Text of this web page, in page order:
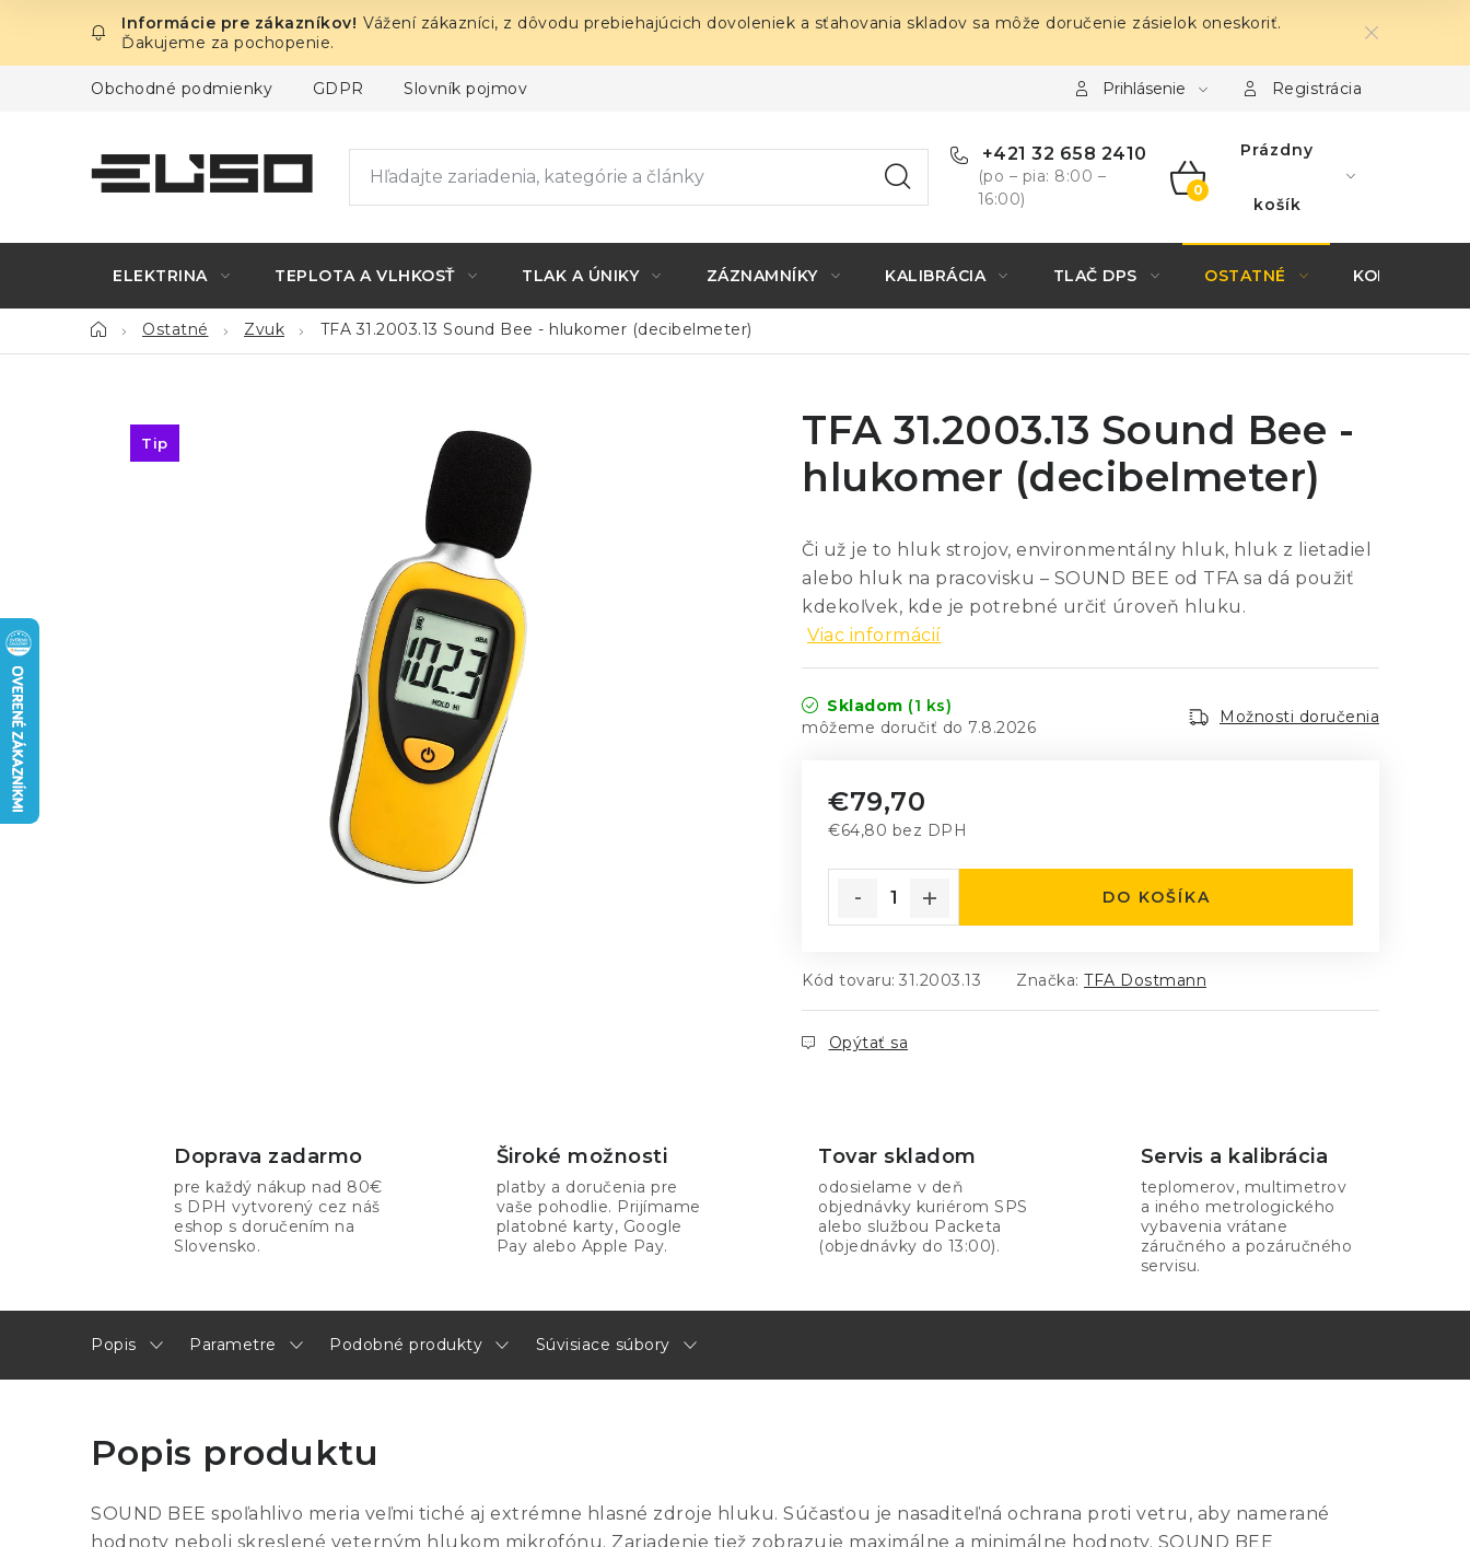
obsah
Vážení zákazníci, z dôvodu prebiehajúcich dovoleniek a sťahovania skladov sa môže doručenie zásielok oneskoriť.
Ďakujeme za pochopenie.
Obchodné podmienky GDPR Slovník pojmov Prihlásenie Registrácia
+421 32 658 2410
(po – pia: 8:00 –
16:00)
NÁKUPNÝ
Prázdny
košík
ELEKTRINA TEPLOTA A VLHKOSŤ TLAK A ÚNIKY ZÁZNAMNÍKY KALIBRÁCIA TLAČ DPS OSTATNÉ KONTAKTY
DomovOstatné Zvuk TFA 31.2003.13 Sound Bee - hlukomer (decibelmeter)
TFA 31.2003.13 Sound Bee -
hlukomer (decibelmeter)
Či už je to hluk strojov, environmentálny hluk, hluk z lietadiel
alebo hluk na pracovisku – SOUND BEE od TFA sa dá použiť
kdekoľvek, kde je potrebné určiť úroveň hluku.
Viac informácií
Skladom (1 ks)
7.8.2026
Možnosti doručenia
€79,70
€64,80 bez DPH
DO KOŠÍKA
Kód tovaru: 31.2003.13 Značka: TFA Dostmann
Opýtať sa
Tip
Doprava zadarmo
pre každý nákup nad 80€
s DPH vytvorený cez náš
eshop s doručením na
Slovensko.
Široké možnosti
platby a doručenia pre
vaše pohodlie. Prijímame
platobné karty, Google
Pay alebo Apple Pay.
Tovar skladom
odosielame v deň
objednávky kuriérom SPS
alebo službou Packeta
(objednávky do 13:00).
Servis a kalibrácia
teplomerov, multimetrov
a iného metrologického
vybavenia vrátane
záručného a pozáručného
servisu.
Popis Parametre Podobné produkty Súvisiace súbory
Popis produktu
SOUND BEE spoľahlivo meria veľmi tiché aj extrémne hlasné zdroje hluku. Súčasťou je nasaditeľná ochrana proti vetru, aby namerané
hodnoty neboli skreslené veterným hlukom mikrofónu. Zariadenie tiež zobrazuje maximálne a minimálne hodnoty. SOUND BEE